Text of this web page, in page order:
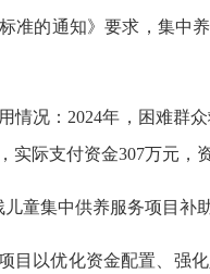
准的通知》要求，集中
情况：2024年，困难群
实际支付资金307万元，
儿童集中供养服务项目补
目以优化资金配置、强